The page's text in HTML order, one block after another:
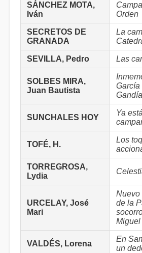
SÁNCHEZ MOTA,
Iván
Orden
SECRETOS DE
GRANADA
La
SEVILLA, Pedro Las
SOLBES MIRA,
Juan Bautista
García
SUNCHALES HOY
Ya
TOFÉ, H.
Los
TORREGROSA,
Lydia
URCELAY, José
Mari
Nuevo
de la
Miguel
VALDÉS, Lorena
En
un